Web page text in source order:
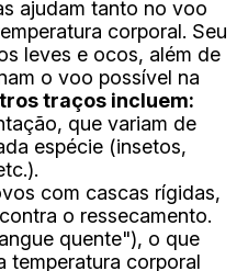
ajudam tanto no voo
corporal. Seu
leves e ocos, além de
o voo possível na
traços incluem:
que variam de
espécie (insetos,
com cascas rígidas,
o ressecamento.
quente"), o que
temperatura corporal